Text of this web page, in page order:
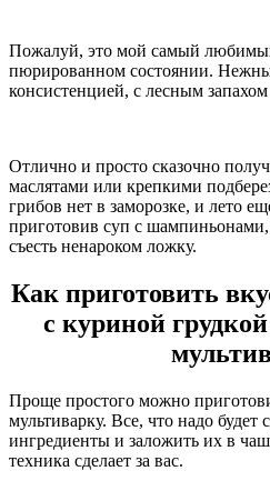
Пожалуй, это мой самый
пюрированном состоянии.
консистенцией, с лесным
Отлично и просто сказочно
маслятами или крепкими
грибов нет в заморозке, и лето
приготовив суп с
съесть ненароком ложку.
Как приготовить
с куриной
Проще простого можно
мультиварку. Все, что надо будет
ингредиенты и заложить их в
техника сделает за вас.